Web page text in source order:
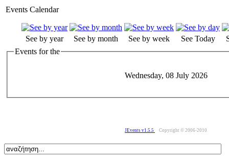
Events Calendar
See by year See by month See by week See Today
Events for the
Wednesday, 08 July 2026
JEvents v1.5.5 Copyright © 2006-2010